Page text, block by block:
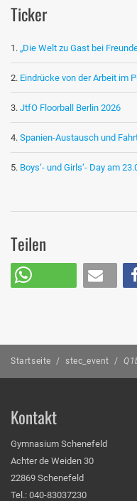
Ticker
„Die Welt zu Gast bei
Eindrücke von der Arbeit im
JtfO Floorball Berlin 2026
Spanien-Austausch und
Boys‘- und Girls‘- Day am
Teilen
Startseite / stec_event /
Kontakt
Gymnasium Schenefeld
Achter de Weiden 30
22869 Schenefeld
Tel.: 040-83037230